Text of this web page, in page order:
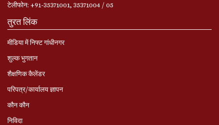
टेलीफोन: +91-35371001, 35371004 / 05
तुरत लिंक
मीडिया में निफ्ट गांधीनगर
शुल्क भुगतान
शैक्षणिक कैलेंडर
परिपत्र/कार्यालय ज्ञापन
कौन कौन
निविदा